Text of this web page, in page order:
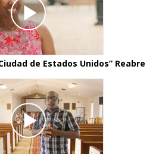
de Estados Unidos” Reabre